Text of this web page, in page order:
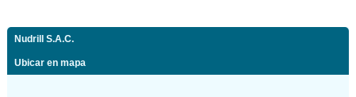
Nudrill S.A.C.
Ubicar en mapa